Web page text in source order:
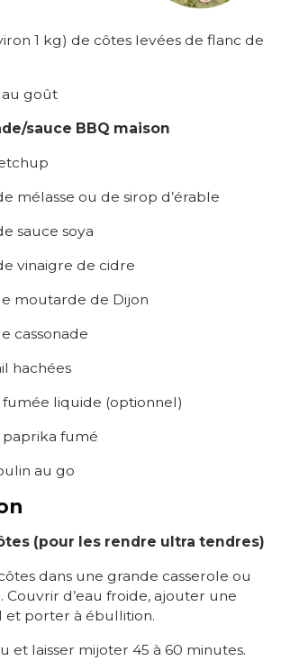
1 kg) de côtes levées de flanc de
goût
sauce BBQ maison
mélasse ou de sirop d’érable
sauce soya
vinaigre de cidre
moutarde de Dijon
cassonade
hachées
liquide (optionnel)
fumé
au go
(pour les rendre ultra tendres)
dans une grande casserole ou
Couvrir d’eau froide, ajouter une
et porter à ébullition.
et laisser mijoter 45 à 60 minutes.